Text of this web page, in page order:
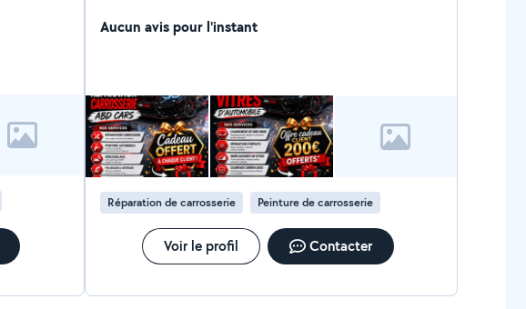
Aucun avis pour l'instant
Réparation de carrosserie Peinture de carrosserie
Voir le profil Contacter